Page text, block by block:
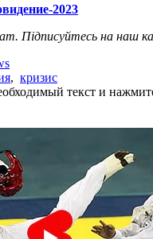
2023
Підписуйтесь на наш
, кризис
текст и